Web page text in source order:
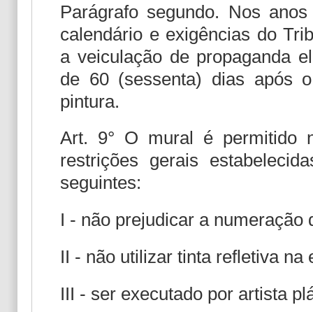
Parágrafo segundo. Nos
calendário e exigências do
a veiculação de propaganda
de 60 (sessenta) dias após
pintura.
Art. 9° O mural é permitido
restrições gerais
seguintes:
I - não prejudicar a
II - não utilizar tinta refletiva na
III - ser executado por artista